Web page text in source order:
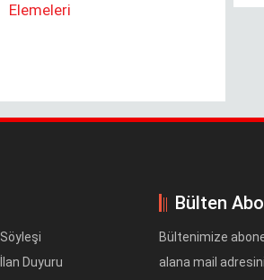
Elemeleri
Söyleşi
İlan Duyuru
Bülten
Bültenimize
alana mail